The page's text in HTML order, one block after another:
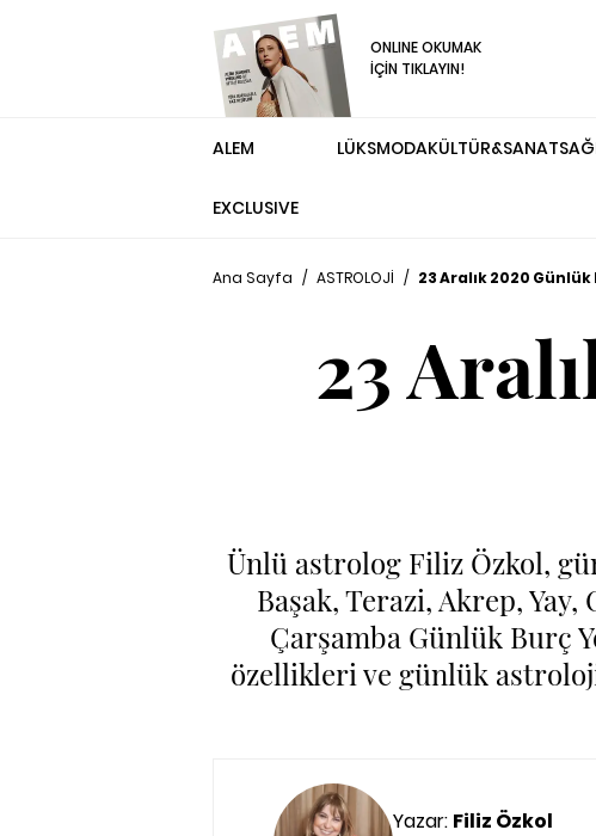
ONLINE OKUMAK
İÇİN TIKLAYIN!
ALEM
EXCLUSIVE
LÜKSMODAKÜLTÜR&SANAT
Ana Sayfa / ASTROLOJİ / 23 Aralık 2020
23
Ünlü astrolog Filiz Özkol,
Başak, Terazi, Akrep,
Çarşamba Günlük Burç
özellikleri ve günlük
Yazar: Filiz Özkol